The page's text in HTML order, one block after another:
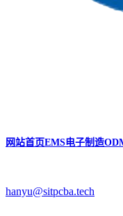
网站首页EMS电子制造
hanyu@sitpcba.tech